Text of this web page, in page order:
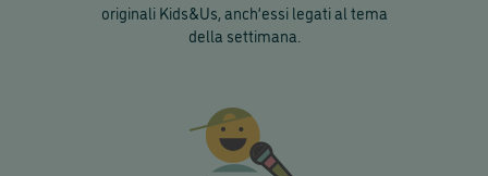
originali Kids&Us, anch’essi legati al tema
della settimana.